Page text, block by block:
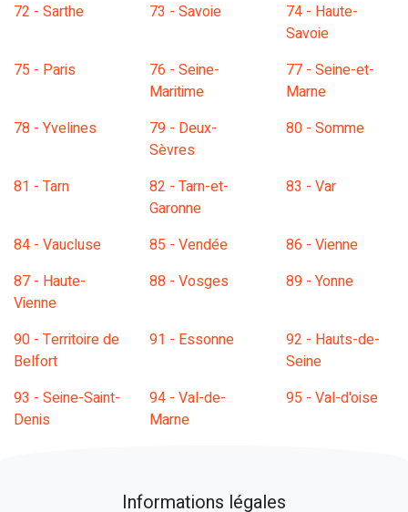
72 - Sarthe
73 - Savoie
74 - Haute-
Savoie
75 - Paris
76 - Seine-
Maritime
77 - Seine-et-
Marne
78 - Yvelines
79 - Deux-
Sèvres
80 - Somme
81 - Tarn
82 - Tarn-et-
Garonne
83 - Var
84 - Vaucluse 85 - Vendée
86 - Vienne
87 - Haute-
Vienne
88 - Vosges 89 - Yonne
90 - Territoire de
Belfort
91 - Essonne
92 - Hauts-de-
Seine
93 - Seine-Saint-
Denis
94 - Val-de-
Marne
95 - Val-d'oise
Informations légales